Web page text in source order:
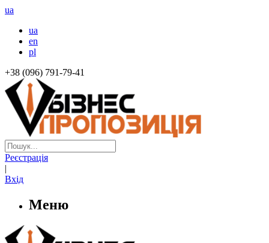
ua
ua
en
pl
+38 (096) 791-79-41
Реєстрація
|
Вхід
Меню